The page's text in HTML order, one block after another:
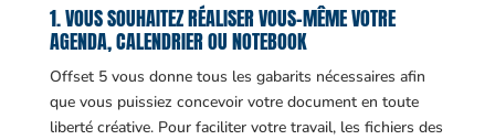
1. VOUS SOUHAITEZ RÉALISER VOUS-MÊME VOTRE
AGENDA, CALENDRIER OU NOTEBOOK
Offset 5 vous donne tous les gabarits nécessaires afin
que vous puissiez concevoir votre document en toute
liberté créative. Pour faciliter votre travail, les fichiers des